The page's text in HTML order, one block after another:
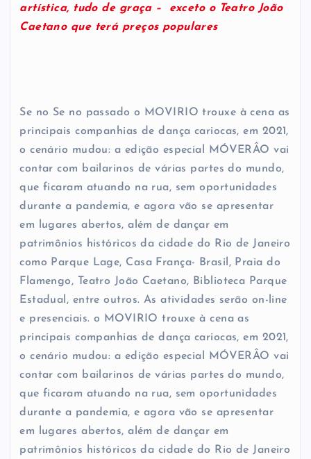
artística, tudo de graça – exceto o Teatro João
Caetano que terá preços populares
Se no Se no passado o MOVIRIO trouxe à cena as
principais companhias de dança cariocas, em 2021,
o cenário mudou: a edição especial MÓVERÂO vai
contar com bailarinos de várias partes do mundo,
que ficaram atuando na rua, sem oportunidades
durante a pandemia, e agora vão se apresentar
em lugares abertos, além de dançar em
patrimônios históricos da cidade do Rio de Janeiro
como Parque Lage, Casa França- Brasil, Praia do
Flamengo, Teatro João Caetano, Biblioteca Parque
Estadual, entre outros. As atividades serão on-line
e presenciais. o MOVIRIO trouxe à cena as
principais companhias de dança cariocas, em 2021,
o cenário mudou: a edição especial MÓVERÂO vai
contar com bailarinos de várias partes do mundo,
que ficaram atuando na rua, sem oportunidades
durante a pandemia, e agora vão se apresentar
em lugares abertos, além de dançar em
patrimônios históricos da cidade do Rio de Janeiro